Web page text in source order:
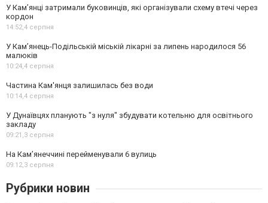
У Кам’янці затримали буковинців, які організували схему втечі через
кордон
14:52,4 серпня
У Кам’янець-Подільській міській лікарні за липень народилося 56
малюків
10:24,4 серпня
Частина Кам'янця залишилась без води
10:14,4 серпня
У Дунаївцях планують "з нуля" збудувати котельню для освітнього
закладу
09:21,3 серпня
На Камʼянеччині перейменували 6 вулиць
09:12,3 серпня
Рубрики новин